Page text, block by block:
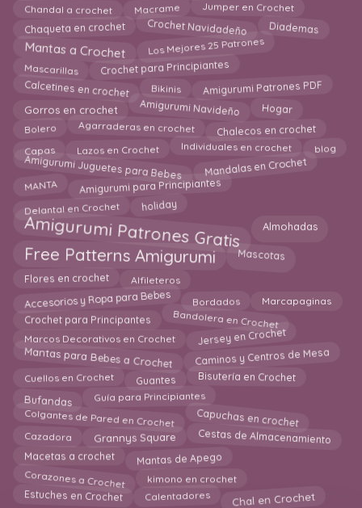
Chandal a crochet Macrame Jumper en Crochet
Chaqueta en crochet Crochet Navidadeño Diademas
Mantas a Crochet Los Mejores 25 Patrones
Mascarillas Crochet para Principiantes
Calcetines en crochet Bikinis Amigurumi Patrones PDF
Gorros en crochet Amigurumi Navideño Hogar
Bolero Agarraderas en crochet Chalecos en crochet
Capas Lazos en Crochet Individuales en crochet blog
Amigurumi Juguetes para Bebes Mandalas en Crochet
MANTA Amigurumi para Principiantes
Delantal en Crochet holiday
Amigurumi Patrones Gratis Almohadas
Free Patterns Amigurumi Mascotas
Flores en crochet Alfileteros
Accesorios y Ropa para Bebes Bordados
Marcapaginas
Crochet para Principantes
Bandolera en Crochet
Marcos Decorativos en Crochet Jersey en Crochet
Mantas para Bebes a Crochet Caminos y Centros de Mesa
Cuellos en Crochet Guantes Bisutería en Crochet
Bufandas Guía para Principiantes
Colgantes de Pared en Crochet Capuchas en crochet
Cazadora Grannys Square Cestas de Almacenamiento
Macetas a crochet Mantas de Apego
Corazones a Crochet kimono en crochet
Estuches en Crochet Calentadores Chal en Crochet